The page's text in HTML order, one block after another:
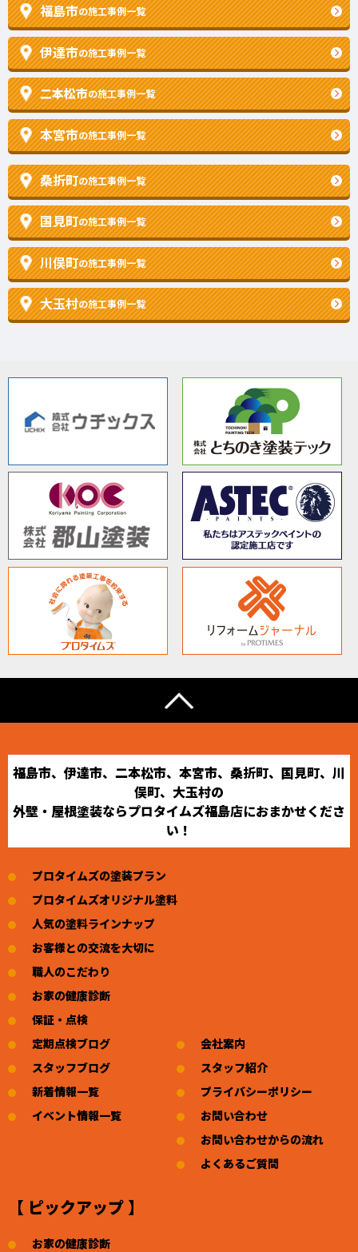
福島市の施工事例一覧
伊達市の施工事例一覧
二本松市の施工事例一覧
本宮市の施工事例一覧
桑折町の施工事例一覧
国見町の施工事例一覧
川俣町の施工事例一覧
大玉村の施工事例一覧
福島市、伊達市、二本松市、本宮市、桑折町、国見町、川
俣町、大玉村の
外壁・屋根塗装ならプロタイムズ福島店におまかせくださ
い！
プロタイムズの塗装プラン
プロタイムズオリジナル塗料
人気の塗料ラインナップ
お客様との交流を大切に
職人のこだわり
お家の健康診断
保証・点検
定期点検ブログ
スタッフブログ
新着情報一覧
イベント情報一覧
会社案内
スタッフ紹介
プライバシーポリシー
お問い合わせ
お問い合わせからの流れ
よくあるご質問
【 ピックアップ 】
お家の健康診断